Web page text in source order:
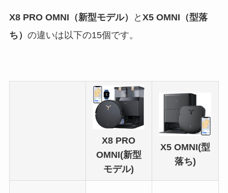
X8 PRO OMNI（新型モデル） と X5 OMNI（型落
ち） の違いは以下の15個です。
X8 PRO
OMNI(新型
モデル)
X5 OMNI(型
落ち)